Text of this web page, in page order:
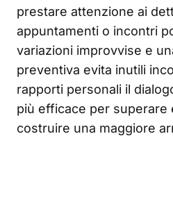
prestare attenzione ai
appuntamenti o incontri
variazioni improvvise e
preventiva evita inutili
rapporti personali il
più efficace per superare
costruire una maggiore